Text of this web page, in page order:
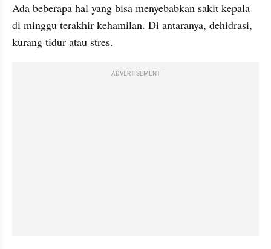
Ada beberapa hal yang bisa menyebabkan sakit kepala
di minggu terakhir kehamilan. Di antaranya, dehidrasi,
kurang tidur atau stres.
ADVERTISEMENT